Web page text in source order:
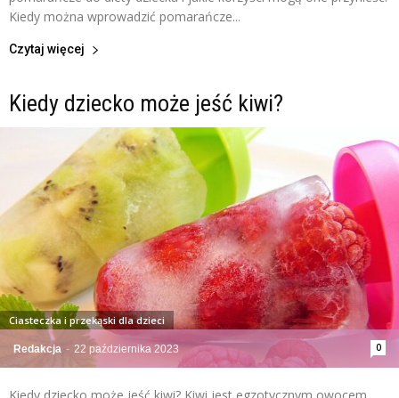
Kiedy można wprowadzić pomarańcze...
Czytaj więcej
Kiedy dziecko może jeść kiwi?
Redakcja - 22 października 2023 0
Ciasteczka i przekąski dla dzieci